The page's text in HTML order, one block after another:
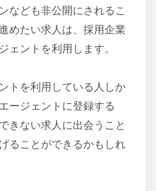
なども非公開にされるこ
めたい求人は、採用企業
ェントを利用します。
トを利用している人しか
ージェントに登録する
きない求人に出会うこと
ることができるかもしれ